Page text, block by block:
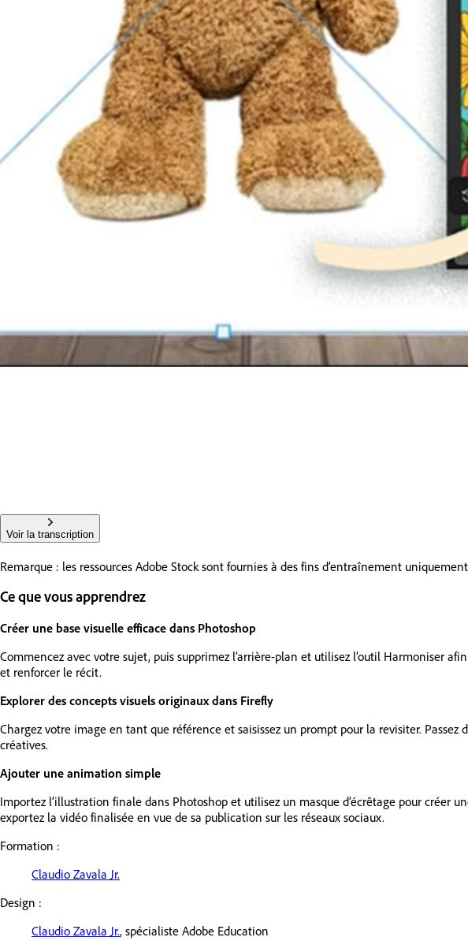
Voir la transcription
Remarque : les ressources Adobe Stock sont fournies à des fins d’entraînement
Ce que vous apprendrez
Créer une base visuelle efficace dans Photoshop
Commencez avec votre sujet, puis supprimez l’arrière-plan et utilisez l’outil Harmoniser
et renforcer le récit.
Explorer des concepts visuels originaux dans Firefly
Chargez votre image en tant que référence et saisissez un prompt pour la revisiter.
créatives.
Ajouter une animation simple
Importez l’illustration finale dans Photoshop et utilisez un masque d’écrêtage pour
exportez la vidéo finalisée en vue de sa publication sur les réseaux sociaux.
Formation :
Claudio Zavala Jr.
Design :
Claudio Zavala Jr., spécialiste Adobe Education